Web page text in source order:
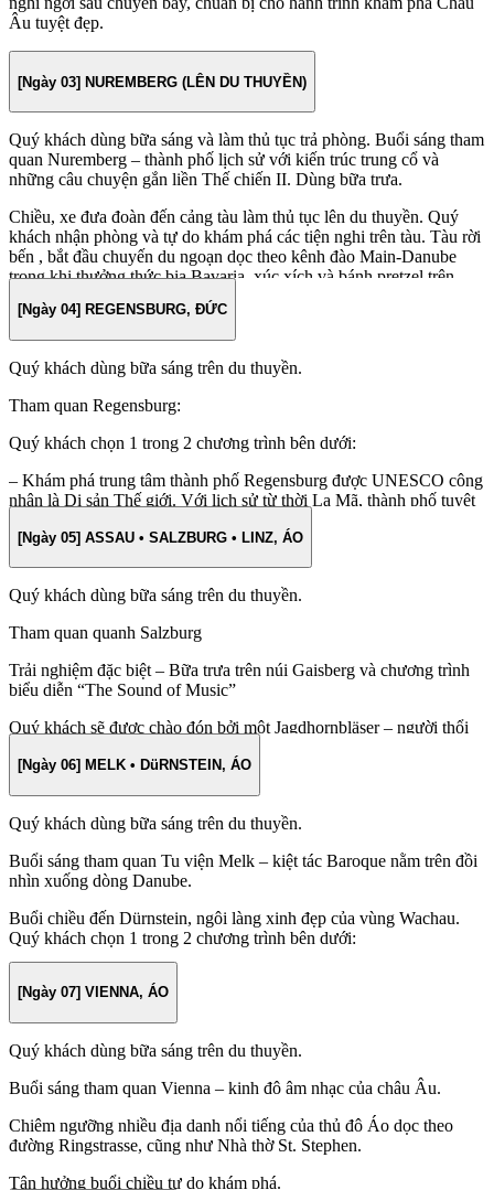
Âu tuyệt đẹp.
[Ngày 03] NUREMBERG (LÊN DU THUYỀN)
Quý khách dùng bữa sáng và làm thủ tục trả phòng. Buổi sáng tham
quan Nuremberg – thành phố lịch sử với kiến trúc trung cổ và
những câu chuyện gắn liền Thế chiến II. Dùng bữa trưa.
Chiều, xe đưa đoàn đến cảng tàu làm thủ tục lên du thuyền. Quý
khách nhận phòng và tự do khám phá các tiện nghi trên tàu. Tàu rời
bến , bắt đầu chuyến du ngoạn dọc theo kênh đào Main-Danube
trong khi thưởng thức bia Bavaria, xúc xích và bánh pretzel trên
boong Daystar. Được xây dựng trong 32 năm, kênh đào này nối liền
Biển Bắc và Biển Đen.
[Ngày 04] REGENSBURG, ĐỨC
Quý khách dùng bữa sáng trên du thuyền.
Tham quan Regensburg:
Quý khách chọn 1 trong 2 chương trình bên dưới:
– Khám phá trung tâm thành phố Regensburg được UNESCO công
nhận là Di sản Thế giới. Với lịch sử từ thời La Mã, thành phố tuyệt
nghiệm xúc xích Đức tại nhà máy sản xuất xúc xích lịch sử của
điển này nằm trên sông Danube và là nơi đặt sảnh danh vọng vinh
tiếng trong quá khứ của Đức.
Buổi chiều thư giãn trên tàu, thưởng ngoạn cảnh sắc Bavaria.
[Ngày 05] ASSAU • SALZBURG • LINZ, ÁO
Quý khách dùng bữa sáng trên du thuyền.
Tham quan quanh Salzburg
Trải nghiệm đặc biệt – Bữa trưa trên núi Gaisberg và chương trình
biểu diễn “The Sound of Music”
Quý khách sẽ được chào đón bởi một Jagdhornbläser – người thổi
Gaisberg nhìn ra thành phố Salzburg. Thưởng thức đồ uống chào
bộ phim kinh điển “The Sound of Music”.
Buổi tối tàu neo tại Linz.
[Ngày 06] MELK • DüRNSTEIN, ÁO
Quý khách dùng bữa sáng trên du thuyền.
Buổi sáng tham quan Tu viện Melk – kiệt tác Baroque nằm trên đồi
nhìn xuống dòng Danube.
Buổi chiều đến Dürnstein, ngôi làng xinh đẹp của vùng Wachau.
Quý khách chọn 1 trong 2 chương trình bên dưới:
36km dọc theo sông Danube, giữa hai thị trấn Krems và Melk, nổi
mộng đến Dürnstein, nơi quý khách có thể thoải mái dạo bước trên
– Trải nghiệm đạp xe dọc theo sông Danube từ Melk đến Dürnstein
và chiêm ngưỡng phong cảnh tuyệt đẹp của thung lũng Wachau trên
đường đi.
[Ngày 07] VIENNA, ÁO
Quý khách dùng bữa sáng trên du thuyền.
Buổi sáng tham quan Vienna – kinh đô âm nhạc của châu Âu.
Chiêm ngưỡng nhiều địa danh nổi tiếng của thủ đô Áo dọc theo
đường Ringstrasse, cũng như Nhà thờ St. Stephen.
Tận hưởng buổi chiều tự do khám phá.